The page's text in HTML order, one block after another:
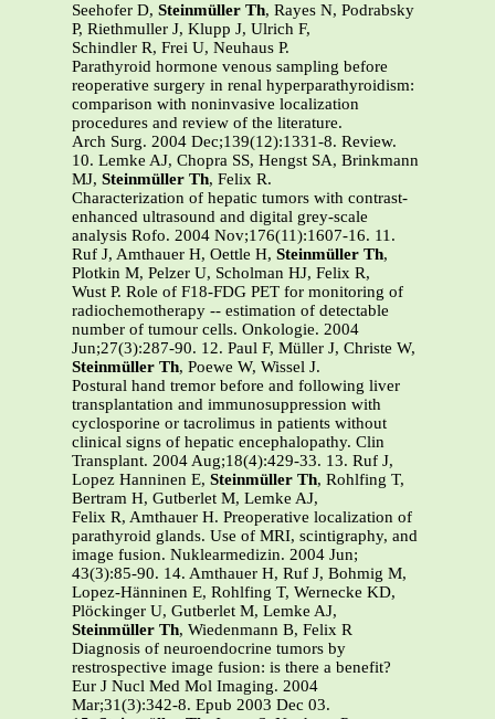
Seehofer D, Steinmüller Th, Rayes N, Podrabsky
P, Riethmuller J, Klupp J, Ulrich F,
Schindler R, Frei U, Neuhaus P.
Parathyroid hormone venous sampling before
reoperative surgery in renal hyperparathyroidism:
comparison with noninvasive localization
procedures and review of the literature.
Arch Surg. 2004 Dec;139(12):1331-8. Review.
10. Lemke AJ, Chopra SS, Hengst SA, Brinkmann
MJ, Steinmüller Th, Felix R.
Characterization of hepatic tumors with contrast-
enhanced ultrasound and digital grey-scale
analysis Rofo. 2004 Nov;176(11):1607-16. 11.
Ruf J, Amthauer H, Oettle H, Steinmüller Th,
Plotkin M, Pelzer U, Scholman HJ, Felix R,
Wust P. Role of F18-FDG PET for monitoring of
radiochemotherapy -- estimation of detectable
number of tumour cells. Onkologie. 2004
Jun;27(3):287-90. 12. Paul F, Müller J, Christe W,
Steinmüller Th, Poewe W, Wissel J.
Postural hand tremor before and following liver
transplantation and immunosuppression with
cyclosporine or tacrolimus in patients without
clinical signs of hepatic encephalopathy. Clin
Transplant. 2004 Aug;18(4):429-33. 13. Ruf J,
Lopez Hanninen E, Steinmüller Th, Rohlfing T,
Bertram H, Gutberlet M, Lemke AJ,
Felix R, Amthauer H. Preoperative localization of
parathyroid glands. Use of MRI, scintigraphy, and
image fusion. Nuklearmedizin. 2004 Jun;
43(3):85-90. 14. Amthauer H, Ruf J, Bohmig M,
Lopez-Hänninen E, Rohlfing T, Wernecke KD,
Plöckinger U, Gutberlet M, Lemke AJ,
Steinmüller Th, Wiedenmann B, Felix R
Diagnosis of neuroendocrine tumors by
restrospective image fusion: is there a benefit?
Eur J Nucl Med Mol Imaging. 2004
Mar;31(3):342-8. Epub 2003 Dec 03.